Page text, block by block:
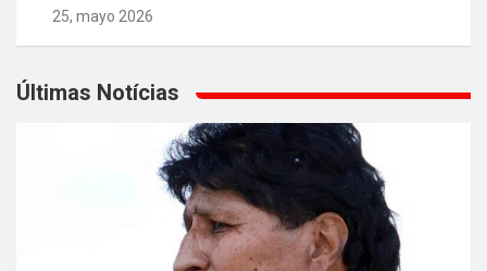
25, mayo 2026
Últimas Notícias